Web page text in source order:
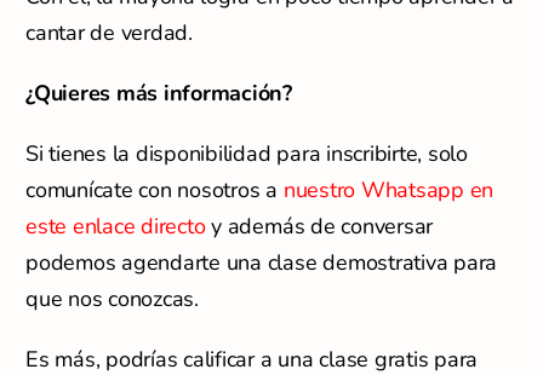
cantar de verdad.
¿Quieres más información?
Si tienes la disponibilidad para inscribirte, solo
comunícate con nosotros a nuestro Whatsapp en
este enlace directoy además de conversar
podemos agendarte una clase demostrativa para
que nos conozcas.
Es más, podrías calificar a una clase gratis para